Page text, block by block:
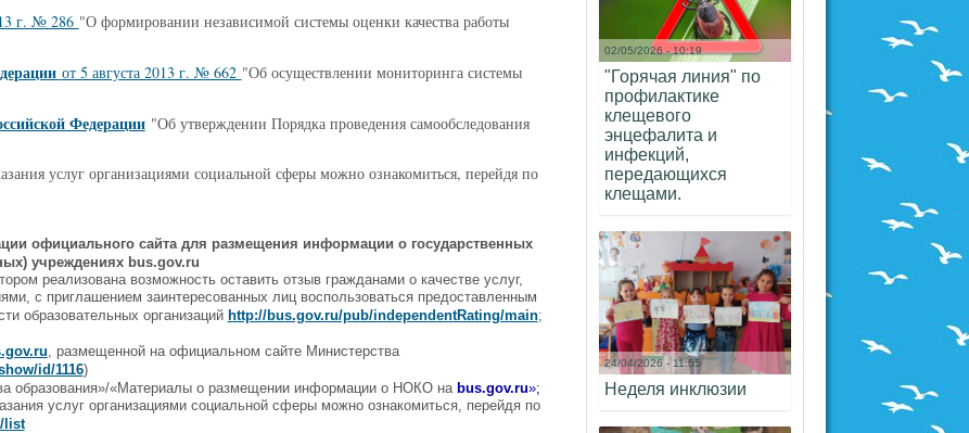
г. № 286 "О формировании независимой системы оценки качества работы
от 5 августа 2013 г. № 662 "Об осуществлении мониторинга системы
Федерации "Об утверждении Порядка проведения самообследования
услуг организациями социальной сферы можно ознакомиться, перейдя по
официального сайта для размещения информации о государственных
учреждениях bus.gov.ru
реализована возможность оставить отзыв гражданами о качестве услуг,
с приглашением заинтересованных лиц воспользоваться предоставленным
образовательных организаций http://bus.gov.ru/pub/independentRating/main;
, размещенной на официальном сайте Министерства
id/1116)
образования»/«Материалы о размещении информации о НОКО на bus.gov.ru»;
услуг организациями социальной сферы можно ознакомиться, перейдя по
list
02/05/2026 - 10:19
"Горячая линия" по
профилактике
клещевого
энцефалита и
инфекций,
передающихся
клещами.
24/04/2026 - 11:55
Неделя инклюзии